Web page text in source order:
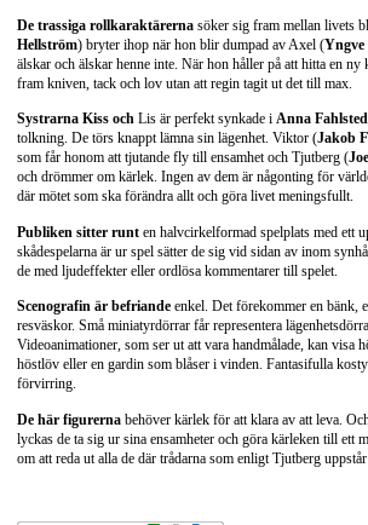
De trassiga rollkaraktärerna söker sig fram mellan livets
Hellström) bryter ihop när hon blir dumpad av Axel (Yngve
älskar och älskar henne inte. När hon håller på att hitta en
fram kniven, tack och lov utan att regin tagit ut det till max.
Systrarna Kiss och Lis är perfekt synkade i Anna
tolkning. De törs knappt lämna sin lägenhet. Viktor (Jakob
som får honom att tjutande fly till ensamhet och Tjutberg (
och drömmer om kärlek. Ingen av dem är någonting för
där mötet som ska förändra allt och göra livet meningsfullt.
Publiken sitter runt en halvcirkelformad spelplats med ett
skådespelarna är ur spel sätter de sig vid sidan av inom
de med ljudeffekter eller ordlösa kommentarer till spelet.
Scenografin är befriande enkel. Det förekommer en bänk,
resväskor. Små miniatyrdörrar får representera
Videoanimationer, som ser ut att vara handmålade, kan visa
höstlöv eller en gardin som blåser i vinden. Fantasifulla
förvirring.
De här figurerna behöver kärlek för att klara av att leva.
lyckas de ta sig ur sina ensamheter och göra kärleken till ett
om att reda ut alla de där trådarna som enligt Tjutberg